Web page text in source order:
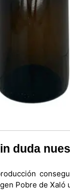
duda
Pobre de